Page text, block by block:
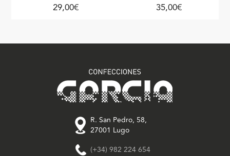
29,00€ 35,00€
R. San Pedro, 58,
27001 Lugo
(+34) 982 224 654